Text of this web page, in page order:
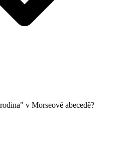
v Morseově abecedě?